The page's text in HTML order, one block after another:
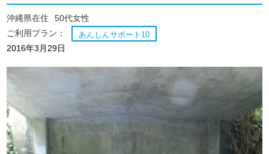
沖縄県在住
50代女性
ご利用プラン：
あんしんサポート10
2016年3月29日